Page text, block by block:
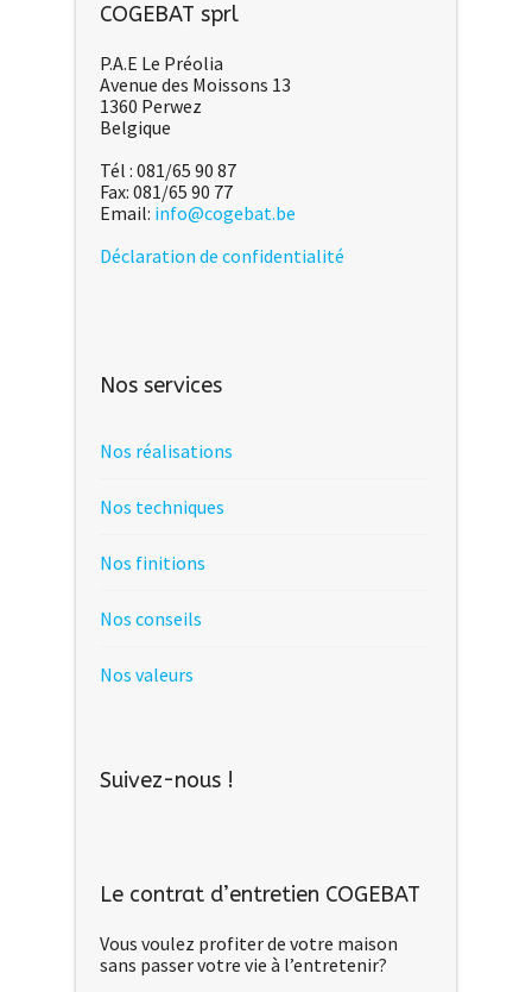
COGEBAT sprl
P.A.E Le Préolia
Avenue des Moissons 13
1360 Perwez
Belgique
Tél : 081/65 90 87
Fax: 081/65 90 77
Email: info@cogebat.be
Déclaration de confidentialité
Nos services
Nos réalisations
Nos techniques
Nos finitions
Nos conseils
Nos valeurs
Suivez-nous !
Le contrat d’entretien COGEBAT
Vous voulez profiter de votre maison
sans passer votre vie à l’entretenir?